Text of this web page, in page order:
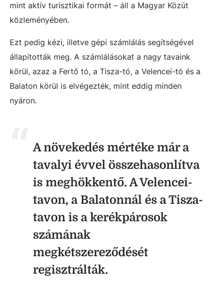
mint aktív turisztikai formát – áll a Magyar Közút
közleményében.
Ezt pedig kézi, illetve gépi számlálás segítségével
állapították meg. A számlálásokat a nagy tavaink
körül, azaz a Fertő tó, a Tisza-tó, a Velencei-tó és a
Balaton körül is elvégezték, mint eddig minden
nyáron.
A növekedés mértéke már a
tavalyi évvel összehasonlítva
is meghökkentő. A Velencei-
tavon, a Balatonnál és a Tisza-
tavon is a kerékpárosok
számának
megkétszereződését
regisztrálták.